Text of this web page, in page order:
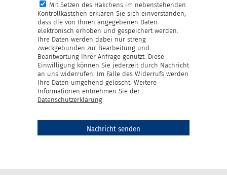
Mit Setzen des Häkchens im nebenstehenden
Kontrollkästchen erklären Sie sich einverstanden,
dass die von Ihnen angegebenen Daten
elektronisch erhoben und gespeichert werden.
Ihre Daten werden dabei nur streng
zweckgebunden zur Bearbeitung und
Beantwortung Ihrer Anfrage genutzt. Diese
Einwilligung können Sie jederzeit durch Nachricht
an uns widerrufen. Im Falle des Widerrufs werden
Ihre Daten umgehend gelöscht. Weitere
Informationen entnehmen Sie der
Datenschutzerklärung